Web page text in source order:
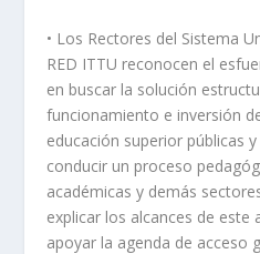
• Los Rectores del Sistema
RED ITTU reconocen el
en buscar la solución
funcionamiento e inversión
educación superior públicas
conducir un proceso
académicas y demás
explicar los alcances de este
apoyar la agenda de acceso